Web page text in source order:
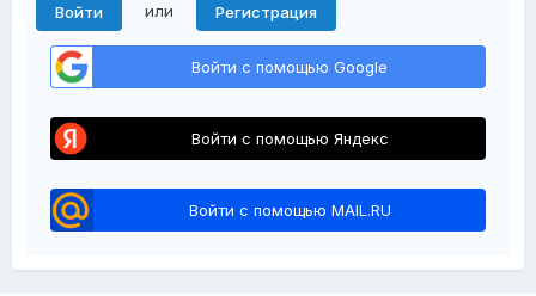
Войти
или Регистрация
Войти с помощью Google
Войти с помощью Яндекс
Войти с помощью MAIL.RU